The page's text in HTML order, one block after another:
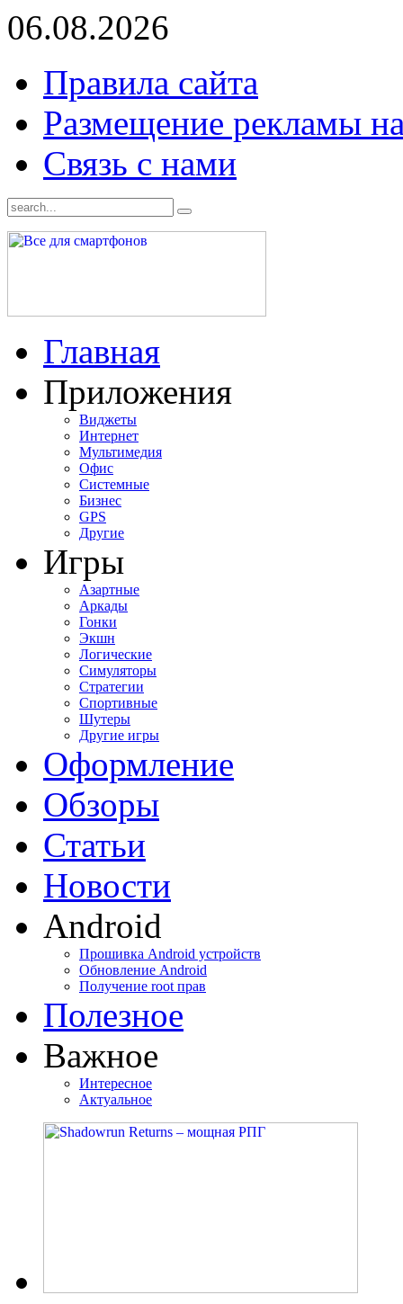
06.08.2026
Правила сайта
Размещение рекламы
Связь с нами
Главная
Приложения
Виджеты
Интернет
Мультимедия
Офис
Системные
Бизнес
GPS
Другие
Игры
Азартные
Аркады
Гонки
Экшн
Логические
Симуляторы
Стратегии
Спортивные
Шутеры
Другие игры
Оформление
Обзоры
Статьи
Новости
Android
Прошивка Android устройств
Обновление Android
Получение root прав
Полезное
Важное
Интересное
Актуальное